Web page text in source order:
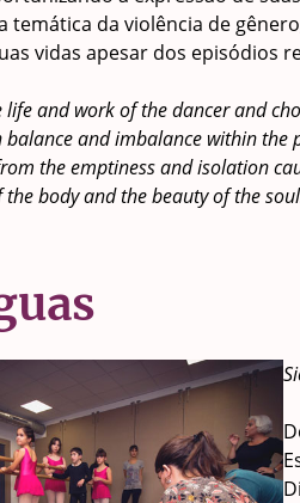
temática da violência de
vidas apesar dos episódios
life and work of the dancer and
and imbalance within
the emptiness and isolation
body and the beauty of the